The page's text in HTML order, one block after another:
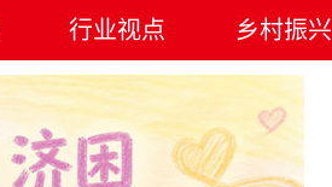
行业视点 乡村振兴